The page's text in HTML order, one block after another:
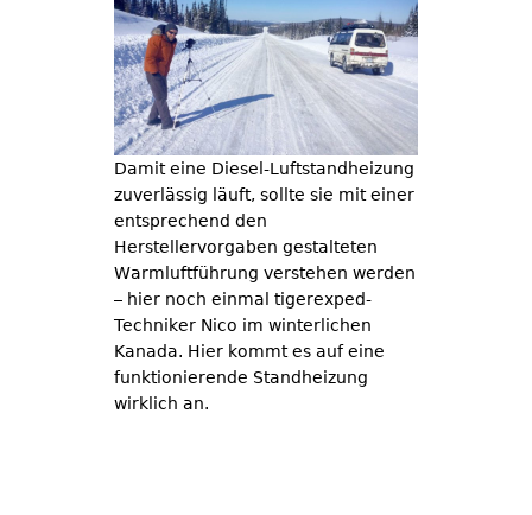
Damit eine Diesel-Luftstandheizung
zuverlässig läuft, sollte sie mit einer
entsprechend den
Herstellervorgaben gestalteten
Warmluftführung verstehen werden
– hier noch einmal tigerexped-
Techniker Nico im winterlichen
Kanada. Hier kommt es auf eine
funktionierende Standheizung
wirklich an.